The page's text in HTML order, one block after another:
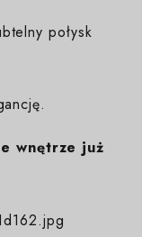
połysk
wnętrze już